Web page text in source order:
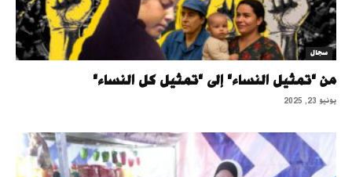
سجال
من "تمثيل النساء" إلى "تمثيل كل النساء"
يونيو 23, 2025